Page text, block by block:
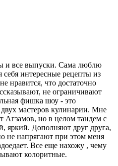
и все выпуски. Сама люблю
себя интересные рецепты из
нравится, что достаточно
не ограничивают
фишка шоу - это
мастеров кулинарии. Мне
Агзамов, но в целом тандем с
яркий. Дополняют друг друга,
не напрягают при этом меня
Все еще нахожу , чему
колоритные.